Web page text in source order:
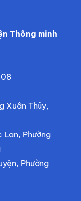
Thông minh
Xuân Thủy,
Lan, Phường
Phường